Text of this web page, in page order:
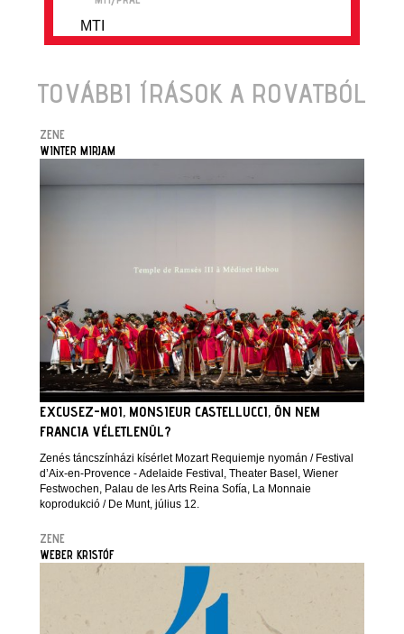
MTI
TOVÁBBI ÍRÁSOK A ROVATBÓL
ZENE
WINTER MIRJAM
EXCUSEZ-MOI, MONSIEUR CASTELLUCCI, ÖN NEM
FRANCIA VÉLETLENÜL?
Zenés táncszínházi kísérlet Mozart Requiemje nyomán / Festival
d’Aix-en-Provence - Adelaide Festival, Theater Basel, Wiener
Festwochen, Palau de les Arts Reina Sofía, La Monnaie
koprodukció / De Munt, július 12.
ZENE
WEBER KRISTÓF